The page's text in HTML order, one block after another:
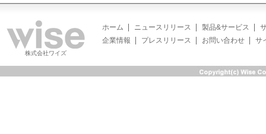
株式会社ワイズ
ホーム ニュースリリース 製品&サービス
企業情報
プレスリリース お問い合わせ サ